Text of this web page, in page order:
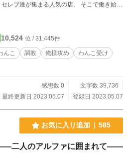
セレブ達が集まる人気の店。 そこで働き始め
、先輩のイケメンウエイター・壮太の事が
ない。 冷たくあしらわれても、ワンコのよ
そんなある日、壮太から突然のキス。 そし
知ってしまい、二人の関係は意外な方向
品は、エブリスタ、ムーン、fujossyに掲載
10,524 位 / 31,445件
んこ 調教 俺様攻め
わんこ受け
感想数 0
文字数 39,736
最終更新日 2023.05.07
登録日 2023.05.07
お気に入り追加 585
二人のアルファに囲まれて――